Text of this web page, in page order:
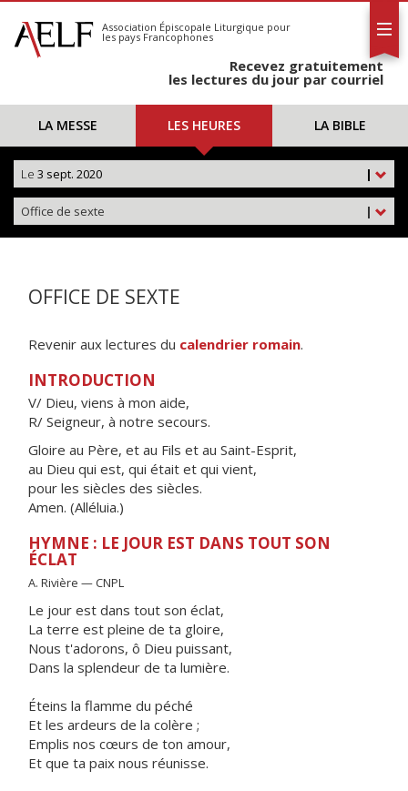
S'abonner
Calendrier
Association Épiscopale Liturgique pour
les pays Francophones
Recevez gratuitement
les lectures du jour par courriel
LA MESSE LES HEURES LA BIBLE
|
Le 3 sept. 2020
|
Office de sexte
OFFICE DE SEXTE
Revenir aux lectures du calendrier romain.
INTRODUCTION
V/ Dieu, viens à mon aide,
R/ Seigneur, à notre secours.
Gloire au Père, et au Fils et au Saint-Esprit,
au Dieu qui est, qui était et qui vient,
pour les siècles des siècles.
Amen. (Alléluia.)
HYMNE : LE JOUR EST DANS TOUT SON
ÉCLAT
A. Rivière — CNPL
Le jour est dans tout son éclat,
La terre est pleine de ta gloire,
Nous t'adorons, ô Dieu puissant,
Dans la splendeur de ta lumière.
Éteins la flamme du péché
Et les ardeurs de la colère ;
Emplis nos cœurs de ton amour,
Et que ta paix nous réunisse.